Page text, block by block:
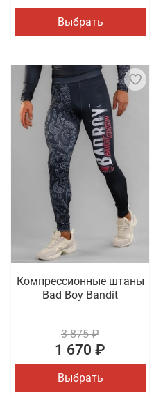
Выбрать
Компрессионные штаны
Bad Boy Bandit
3 875 ₽
1 670 ₽
Выбрать